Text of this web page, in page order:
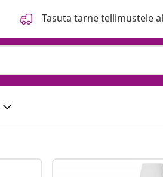
Tasuta tarne tellimustele